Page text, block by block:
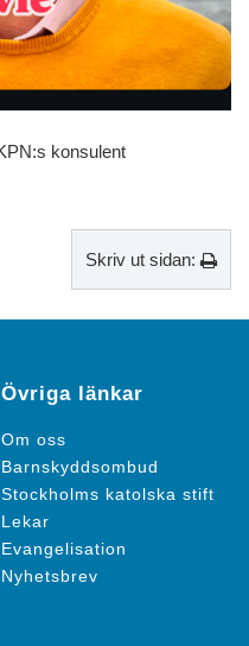
konsulent
Skriv ut sidan:
Övriga länkar
Om oss
Barnskyddsombud
Stockholms katolska stift
Lekar
Evangelisation
Nyhetsbrev